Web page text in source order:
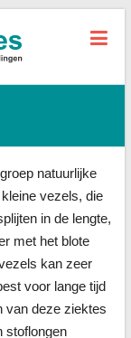
natuurlijke
vezels, die
in de lengte,
met het blote
kan zeer
voor lange tijd
van deze ziektes
stoflongen